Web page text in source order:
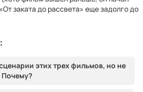
заката до рассвета» еще задолго до
этих трех фильмов, но не